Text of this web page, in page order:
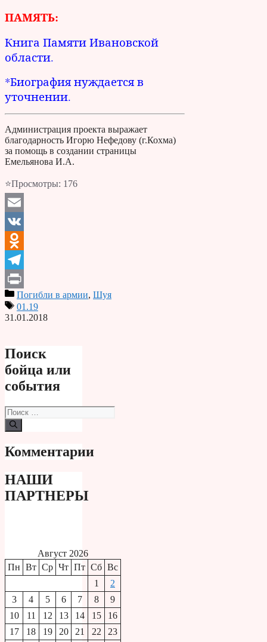
ПАМЯТЬ:
Книга Памяти Ивановской
области.
*Биография нуждается в
уточнении.
Администрация проекта выражает
благодарность Игорю Нефедову (г.Кохма)
за помощь в создании страницы
Емельянова И.А.
⭐Просмотры: 176
Email
VK
Odnoklassniki
Telegram
PrintПогибли в армии, Шуя
01.19
31.01.2018
Поиск
бойца или
события
Поиск:
Комментарии
НАШИ
ПАРТНЕРЫ
Август 2026
Пн Вт Ср Чт Пт Сб Вс
1
2
3
4 5 6 7 8
9
10
11 12 13 14 15
16
17
18 19 20 21 22 23